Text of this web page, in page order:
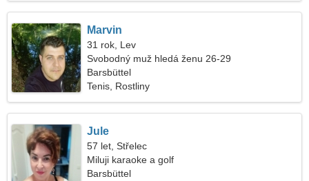
Marvin
31 rok, Lev
Svobodný muž hledá ženu 26-29
Barsbüttel
Tenis, Rostliny
Jule
57 let, Střelec
Miluji karaoke a golf
Barsbüttel